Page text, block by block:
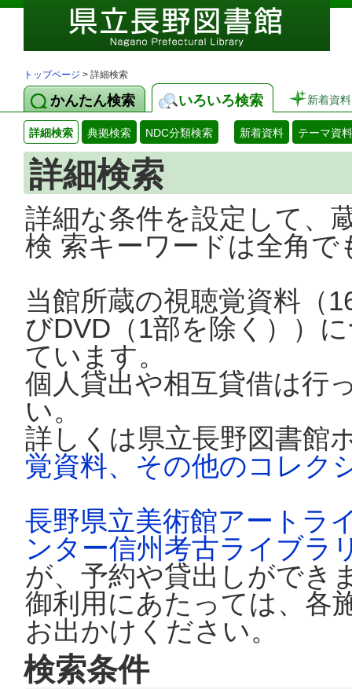
トップページ > 詳細検索
かんたん検索 いろいろ検索 新着資料
詳細検索 典拠検索 NDC分類検索 新着資料 テーマ資料
詳細検索
詳細な条件を設定して、
検 索キーワードは全角
当館所蔵の視聴覚資料（
びDVD（1部を除く））
ています。
個人貸出や相互貸借は行
い。
詳しくは県立長野図書館
覚資料、その他のコレク
長野県立美術館アートラ
ンター信州考古ライブラ
が、予約や貸出しができ
御利用にあたっては、各
お出かけください。
検索条件